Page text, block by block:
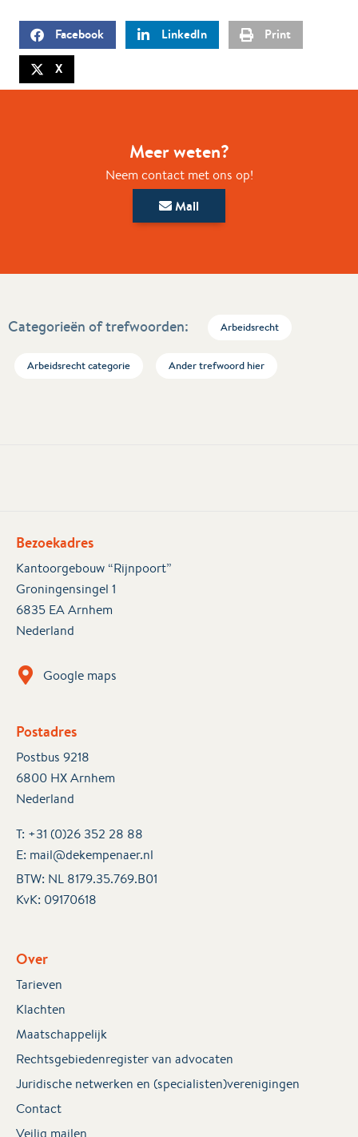
Facebook LinkedIn Print
X
Meer weten?
Neem contact met ons op!
Mail
Categorieën of trefwoorden: Arbeidsrecht
Arbeidsrecht categorie Ander trefwoord hier
Bezoekadres
Kantoorgebouw “Rijnpoort”
Groningensingel 1
6835 EA Arnhem
Nederland
Google maps
Postadres
Postbus 9218
6800 HX Arnhem
Nederland
T: +31 (0)26 352 28 88
E: mail@dekempenaer.nl
BTW: NL 8179.35.769.B01
KvK: 09170618
Over
Tarieven
Klachten
Maatschappelijk
Rechtsgebiedenregister van advocaten
Juridische netwerken en (specialisten)verenigingen
Contact
Veilig mailen